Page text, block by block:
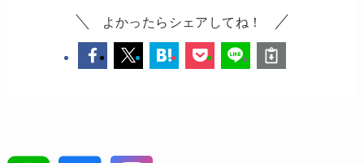
よかったらシェアしてね！